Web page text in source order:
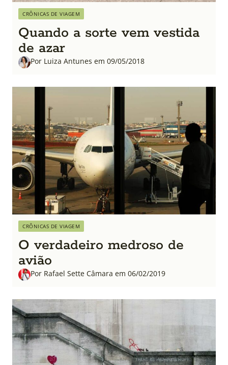
CRÔNICAS DE VIAGEM
Quando a sorte vem vestida
de azar
Por Luiza Antunes em 09/05/2018
CRÔNICAS DE VIAGEM
O verdadeiro medroso de
avião
Por Rafael Sette Câmara em 06/02/2019